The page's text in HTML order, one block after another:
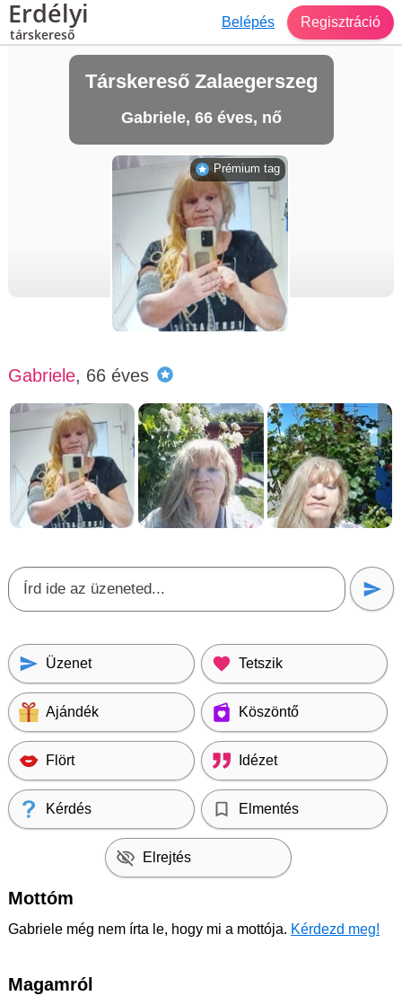
Erdélyi
társkereső
Belépés Regisztráció
Társkereső Zalaegerszeg
Gabriele, 66 éves, nő
Gabriele, 66 éves
Üzenet Tetszik
Ajándék Köszöntő
Flört Idézet
Kérdés Elmentés
Elrejtés
Mottóm
Gabriele még nem írta le, hogy mi a mottója. Kérdezd meg!
Magamról
Prémium tag